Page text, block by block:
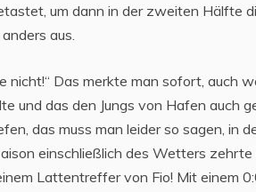
um dann in der zweiten Hälfte
aus.
nicht!“ Das merkte man sofort, auch
und das den Jungs von Hafen auch
das muss man leider so sagen, in
einschließlich des Wetters zehrte
Lattentreffer von Fio! Mit einem